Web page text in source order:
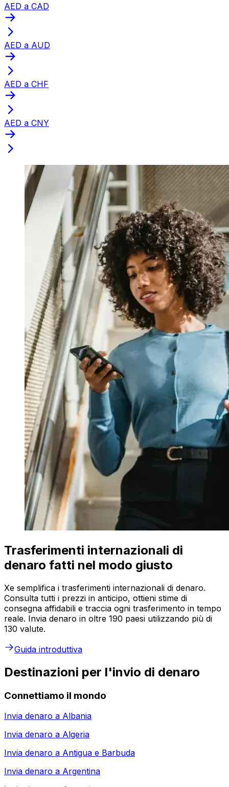
AED a CAD
AED a AUD
AED a CHF
AED a CNY
Trasferimenti internazionali di
denaro fatti nel modo giusto
Xe semplifica i trasferimenti internazionali di denaro.
Consulta tutti i prezzi in anticipo, ottieni stime di
consegna affidabili e traccia ogni trasferimento in tempo
reale. Invia denaro in oltre 190 paesi utilizzando più di
130 valute.
Guida introduttiva
Destinazioni per l'invio di denaro
Connettiamo il mondo
Invia denaro a Albania
Invia denaro a Algeria
Invia denaro a Antigua e Barbuda
Invia denaro a Argentina